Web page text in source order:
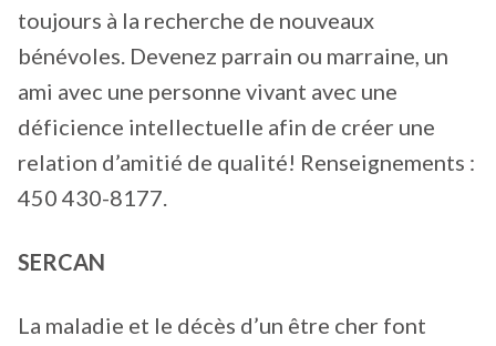
toujours à la recherche de nouveaux
bénévoles. Devenez parrain ou marraine, un
ami avec une personne vivant avec une
déficience intellectuelle afin de créer une
relation d’amitié de qualité! Renseignements :
450 430-8177.
SERCAN
La maladie et le décès d’un être cher font